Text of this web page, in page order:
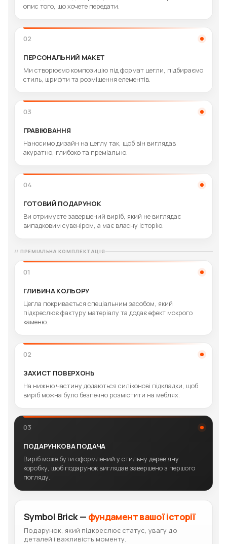
опис того, що хочете передати.
02
ПЕРСОНАЛЬНИЙ МАКЕТ
Ми створюємо композицію під формат цегли, підбираємо
стиль, шрифти та розміщення елементів.
03
ГРАВІЮВАННЯ
Наносимо дизайн на цеглу так, щоб він виглядав
акуратно, глибоко та преміально.
04
ГОТОВИЙ ПОДАРУНОК
Ви отримуєте завершений виріб, який не виглядає
випадковим сувеніром, а має власну історію.
ПРЕМІАЛЬНА КОМПЛЕКТАЦІЯ
01
ГЛИБИНА КОЛЬОРУ
Цегла покривається спеціальним засобом, який
підкреслює фактуру матеріалу та додає ефект мокрого
каменю.
02
ЗАХИСТ ПОВЕРХОНЬ
На нижню частину додаються силіконові підкладки, щоб
виріб можна було безпечно розмістити на меблях.
03
ПОДАРУНКОВА ПОДАЧА
Виріб може бути оформлений у стильну дерев’яну
коробку, щоб подарунок виглядав завершено з першого
погляду.
Symbol Brick — фундамент вашої історії
Подарунок, який підкреслює статус, увагу до
деталей і важливість моменту.